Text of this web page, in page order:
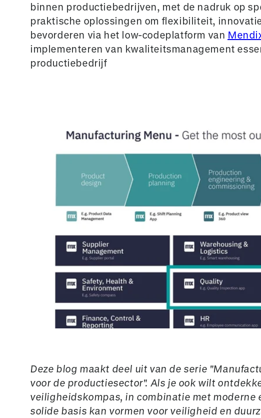
binnen productiebedrijven, met de nadruk op
praktische oplossingen om flexibiliteit,
bevorderen via het low-codeplatform van
implementeren van kwaliteitsmanagement
productiebedrijf
Deze blog maakt deel uit van de serie
voor de productiesector". Als je ook wilt
veiligheidskompas, in combinatie met
solide basis kan vormen voor veiligheid en